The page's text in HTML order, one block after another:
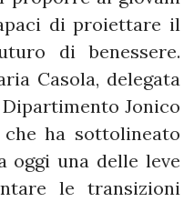
di proiettare il
di benessere.
Casola, delegata
Jonico
che ha sottolineato
oggi una delle leve
le transizioni